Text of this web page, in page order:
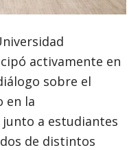
activamente en
sobre el
en la
a estudiantes
de distintos